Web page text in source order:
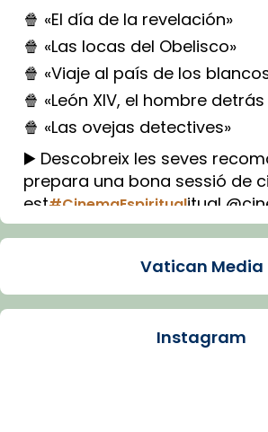
🍿 «El día de la revelación»
🍿 «Las locas del Obelisco»
🍿 «Viaje al país de los
🍿 «León XIV, el hombre
🍿 «Las ovejas detectives»
▶️ Descobreix les seves
prepara una bona sessió de
est#CinemaEspiritualitual
Imatge: Generada amb IA
Arquebisbat de Barcelona
Vatican Media
Instagram